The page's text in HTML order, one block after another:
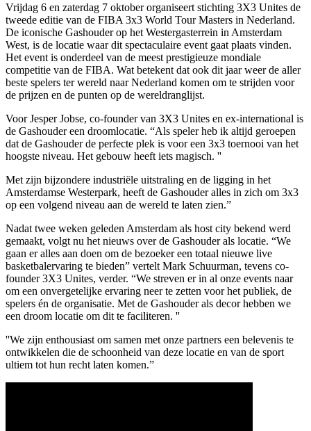
Vrijdag 6 en zaterdag 7 oktober organiseert stichting 3X3 Unites de
tweede editie van de FIBA 3x3 World Tour Masters in Nederland.
De iconische Gashouder op het Westergasterrein in Amsterdam
West, is de locatie waar dit spectaculaire event gaat plaats vinden.
Het event is onderdeel van de meest prestigieuze mondiale
competitie van de FIBA. Wat betekent dat ook dit jaar weer de aller
beste spelers ter wereld naar Nederland komen om te strijden voor
de prijzen en de punten op de wereldranglijst.
Voor Jesper Jobse, co-founder van 3X3 Unites en ex-international is
de Gashouder een droomlocatie. “Als speler heb ik altijd geroepen
dat de Gashouder de perfecte plek is voor een 3x3 toernooi van het
hoogste niveau. Het gebouw heeft iets magisch. ''
Met zijn bijzondere industriële uitstraling en de ligging in het
Amsterdamse Westerpark, heeft de Gashouder alles in zich om 3x3
op een volgend niveau aan de wereld te laten zien.”
Nadat twee weken geleden Amsterdam als host city bekend werd
gemaakt, volgt nu het nieuws over de Gashouder als locatie. “We
gaan er alles aan doen om de bezoeker een totaal nieuwe live
basketbalervaring te bieden” vertelt Mark Schuurman, tevens co-
founder 3X3 Unites, verder. “We streven er in al onze events naar
om een onvergetelijke ervaring neer te zetten voor het publiek, de
spelers én de organisatie. Met de Gashouder als decor hebben we
een droom locatie om dit te faciliteren. ''
''We zijn enthousiast om samen met onze partners een belevenis te
ontwikkelen die de schoonheid van deze locatie en van de sport
ultiem tot hun recht laten komen.”